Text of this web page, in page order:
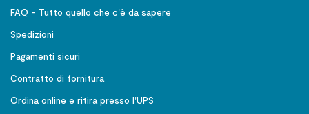
FAQ - Tutto quello che c'è da sapere
Spedizioni
Pagamenti sicuri
Contratto di fornitura
Ordina online e ritira presso l'UPS